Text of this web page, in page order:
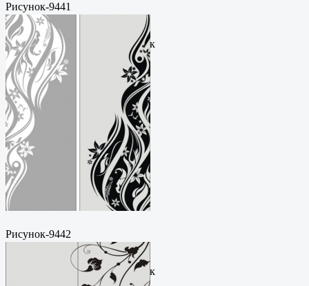
Рисунок-9441
Пескоструйный
рисунокФормат: cdrЦена: 200
руб.Метки: векторный рисунок
Рисунок-9442
Пескоструйный
рисунокФормат: cdrЦена: 200
руб.Метки: векторный рисунок